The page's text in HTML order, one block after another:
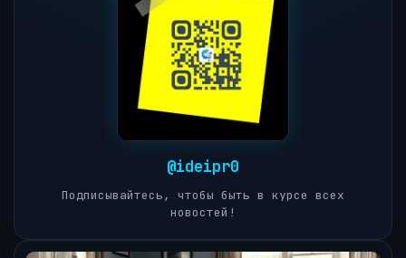
@ideipr0
Подписывайтесь, чтобы быть в курсе всех
новостей!